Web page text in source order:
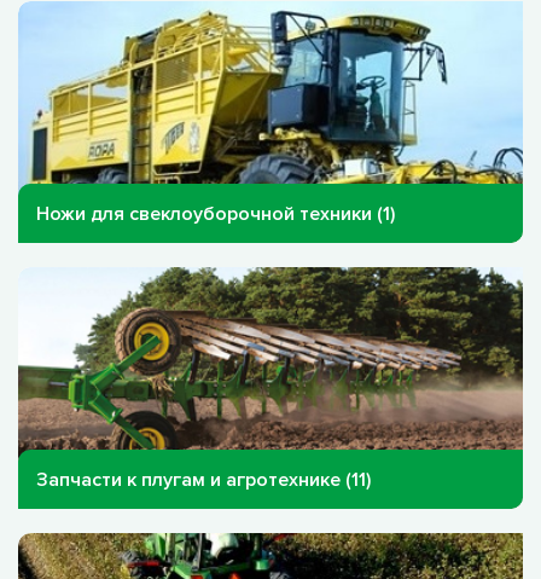
Ножи для свеклоуборочной техники (1)
Запчасти к плугам и агротехнике (11)